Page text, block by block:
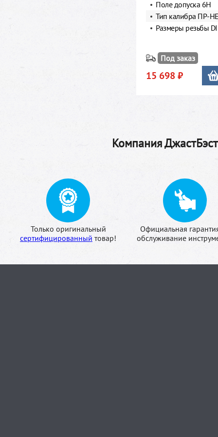
Поле допуска 6Н
Тип калибра ПР-
Размеры резьбы
Под заказ
15 698 ₽
Компания
Только оригинальный
сертифицированный товар!
Официальная
обслуживание